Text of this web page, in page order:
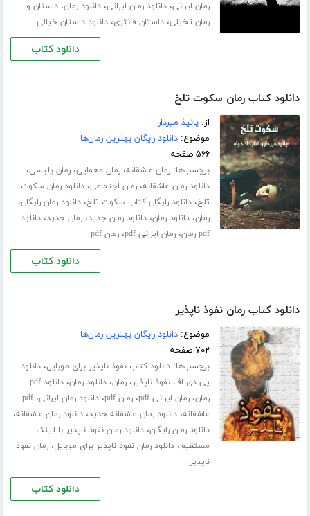
رمان ایرانی،دانلود رمان ایرانی،دانلود رمان،داستان و
رمان تخیلی،داستان فانتزی،دانلود داستان خیالی
دانلود کتاب
دانلود کتاب رمان سکوت تلخ
از:پانیذ میردار
موضوع:دانلود رایگان بهترین رمان‌ها
۵۶۶ صفحه
برچسب‌ها:رمان عاشقانه،رمان معمایی،رمان پلیسی،
دانلود رمان عاشقانه،رمان اجتماعی،دانلود رمان سکوت
تلخ،دانلود رایگان کتاب سکوت تلخ،دانلود رمان رایگان،
رمان،دانلود رمان،دانلود رمان جدید،رمان جدید،دانلود
pdf رمان
،رمان ایرانی pdf ،رمان pdf
دانلود کتاب
دانلود کتاب رمان نفوذ ناپذیر
موضوع:دانلود رایگان بهترین رمان‌ها
۷۰۲ صفحه
برچسب‌ها:دانلود کتاب نفوذ ناپذیر برای موبایل،دانلود
پی دی اف نفوذ ناپذیر،رمان،دانلود رمان،
دانلود pdf
رمان،رمان ایرانی pdf ،رمان pdf ،دانلود رمان ایرانی،pdf
عاشقانه،دانلود رمان عاشقانه جدید،دانلود رمان عاشقانه،
دانلود رمان رایگان،دانلود رمان نفوذ ناپذیر با لینک
مستقیم،دانلود رمان نفوذ ناپذیر برای موبایل،رمان نفوذ
ناپذیر
دانلود کتاب